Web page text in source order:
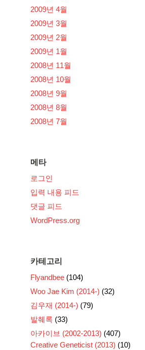
2009년 4월
2009년 3월
2009년 2월
2009년 1월
2008년 11월
2008년 10월
2008년 9월
2008년 8월
2008년 7월
메타
로그인
입력 내용 피드
댓글 피드
WordPress.org
카테고리
Flyandbee (104)
Woo Jae Kim (2014-) (32)
김우재 (2014-) (79)
발췌록 (33)
아카이브 (2002-2013) (407)
Creative Geneticist (2013) (10)